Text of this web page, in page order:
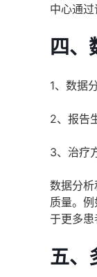
中心通
四、
1、数据
2、报告
3、治疗
数据分
质量。
于更多患
五、